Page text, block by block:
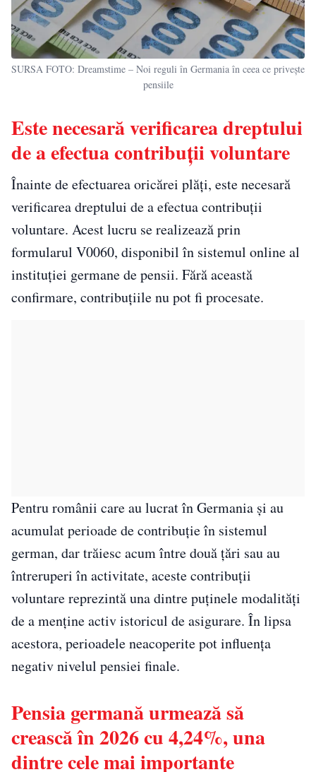
SURSA FOTO: Dreamstime – Noi reguli în Germania în ceea ce privește
pensiile
Este necesară verificarea dreptului
de a efectua contribuții voluntare
Înainte de efectuarea oricărei plăți, este necesară
verificarea dreptului de a efectua contribuții
voluntare. Acest lucru se realizează prin
formularul V0060, disponibil în sistemul online al
instituției germane de pensii. Fără această
confirmare, contribuțiile nu pot fi procesate.
Pentru românii care au lucrat în Germania și au
acumulat perioade de contribuție în sistemul
german, dar trăiesc acum între două țări sau au
întreruperi în activitate, aceste contribuții
voluntare reprezintă una dintre puținele modalități
de a menține activ istoricul de asigurare. În lipsa
acestora, perioadele neacoperite pot influența
negativ nivelul pensiei finale.
Pensia germană urmează să
crească în 2026 cu 4,24%, una
dintre cele mai importante